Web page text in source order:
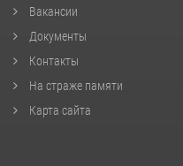
Вакансии
Документы
Контакты
На страже памяти
Карта сайта